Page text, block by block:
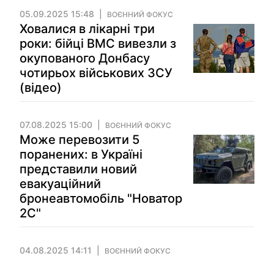
05.09.2025 15:48 ВОЄННИЙ ФОКУС
Ховалися в лікарні три
роки: бійці ВМС вивезли з
окупованого Донбасу
чотирьох військових ЗСУ
(відео)
07.08.2025 15:00 ВОЄННИЙ ФОКУС
Може перевозити 5
поранених: в Україні
представили новий
евакуаційний
бронеавтомобіль "Новатор
2С"
04.08.2025 14:11 ВОЄННИЙ ФОКУС